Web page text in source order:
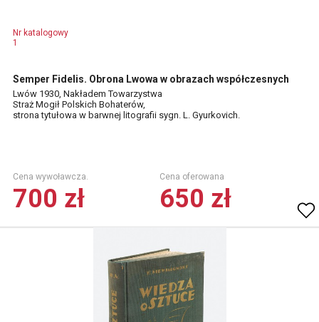
Nr katalogowy
1
Semper Fidelis. Obrona Lwowa w obrazach współczesnych
Lwów 1930, Nakładem Towarzystwa
Straż Mogił Polskich Bohaterów,
strona tytułowa w barwnej litografii sygn. L. Gyurkovich.
Cena wywoławcza.
700 zł
Cena oferowana
650 zł